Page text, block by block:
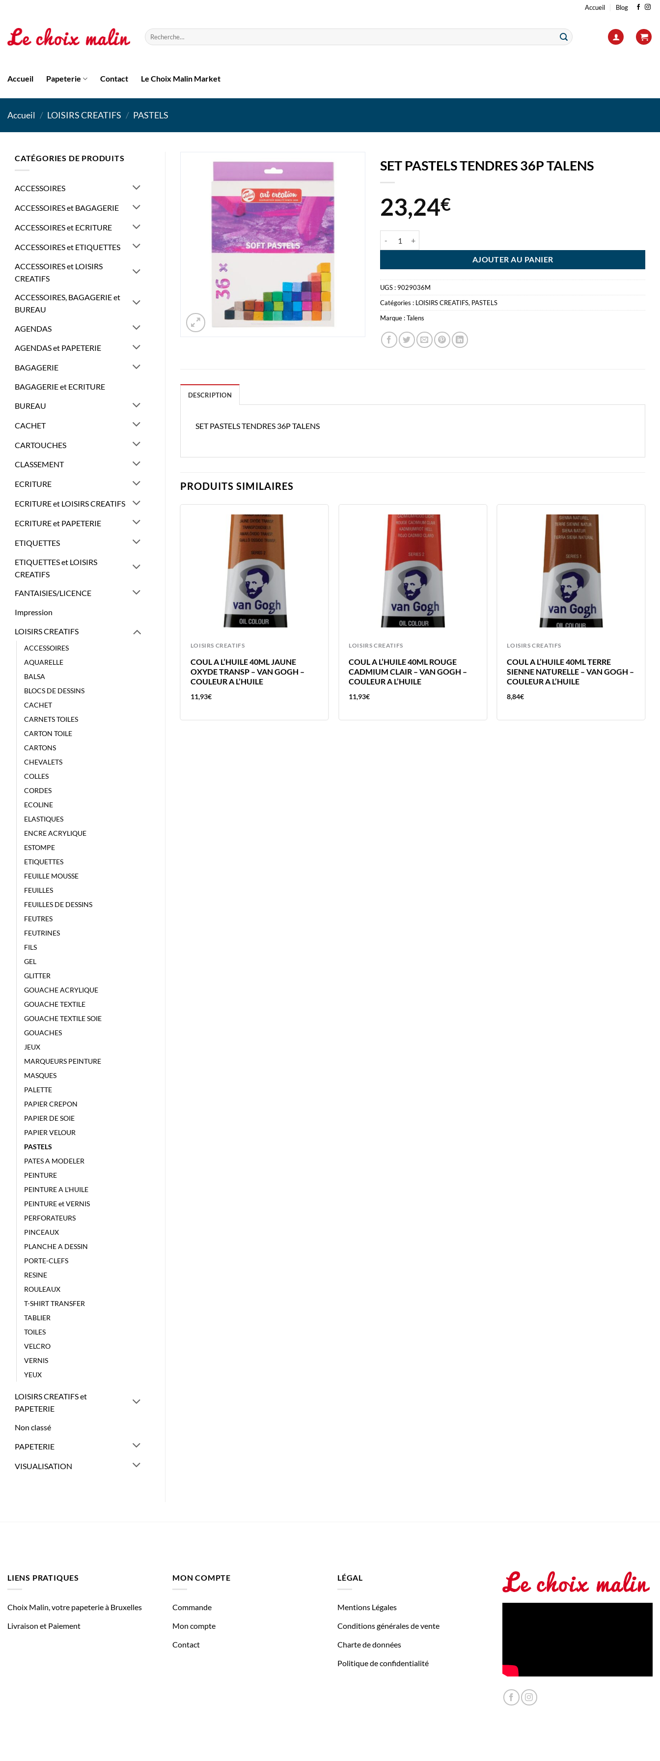
contenu
Accueil Blog
Recherche
pour :
Accueil Papeterie Contact Le Choix Malin Market
Accueil / LOISIRS CREATIFS / PASTELS
CATÉGORIES DE PRODUITS
ACCESSOIRES
ACCESSOIRES et BAGAGERIE
ACCESSOIRES et ECRITURE
ACCESSOIRES et ETIQUETTES
ACCESSOIRES et LOISIRS
CREATIFS
ACCESSOIRES, BAGAGERIE et
BUREAU
AGENDAS
AGENDAS et PAPETERIE
BAGAGERIE
BAGAGERIE et ECRITURE
BUREAU
CACHET
CARTOUCHES
CLASSEMENT
ECRITURE
ECRITURE et LOISIRS CREATIFS
ECRITURE et PAPETERIE
ETIQUETTES
ETIQUETTES et LOISIRS
CREATIFS
FANTAISIES/LICENCE
Impression
LOISIRS CREATIFS
ACCESSOIRES
AQUARELLE
BALSA
BLOCS DE DESSINS
CACHET
CARNETS TOILES
CARTON TOILE
CARTONS
CHEVALETS
COLLES
CORDES
ECOLINE
ELASTIQUES
ENCRE ACRYLIQUE
ESTOMPE
ETIQUETTES
FEUILLE MOUSSE
FEUILLES
FEUILLES DE DESSINS
FEUTRES
FEUTRINES
FILS
GEL
GLITTER
GOUACHE ACRYLIQUE
GOUACHE TEXTILE
GOUACHE TEXTILE SOIE
GOUACHES
JEUX
MARQUEURS PEINTURE
MASQUES
PALETTE
PAPIER CREPON
PAPIER DE SOIE
PAPIER VELOUR
PASTELS
PATES A MODELER
PEINTURE
PEINTURE A L'HUILE
PEINTURE et VERNIS
PERFORATEURS
PINCEAUX
PLANCHE A DESSIN
PORTE-CLEFS
RESINE
ROULEAUX
T-SHIRT TRANSFER
TABLIER
TOILES
VELCRO
VERNIS
YEUX
LOISIRS CREATIFS et
PAPETERIE
Non classé
PAPETERIE
VISUALISATION
SET PASTELS TENDRES 36P TALENS
23,24€
AJOUTER AU PANIER
UGS : 9029036M
Catégories : LOISIRS CREATIFS, PASTELS
Marque :Talens
DESCRIPTION
SET PASTELS TENDRES 36P TALENS
PRODUITS SIMILAIRES
LOISIRS CREATIFS
COUL A L’HUILE 40ML JAUNE
OXYDE TRANSP – VAN GOGH –
COULEUR A L’HUILE
11,93€
LOISIRS CREATIFS
COUL A L’HUILE 40ML ROUGE
CADMIUM CLAIR – VAN GOGH –
COULEUR A L’HUILE
11,93€
LOISIRS CREATIFS
COUL A L’HUILE 40ML TERRE
SIENNE NATURELLE – VAN GOGH –
COULEUR A L’HUILE
8,84€
ACCESSOIRES
ANNEAUX METALLIQUES 32MM
LIENS PRATIQUES
Choix Malin, votre papeterie à Bruxelles
Livraison et Paiement
MON COMPTE
Commande
Mon compte
Contact
LÉGAL
Mentions Légales
Conditions générales de vente
Charte de données
Politique de confidentialité